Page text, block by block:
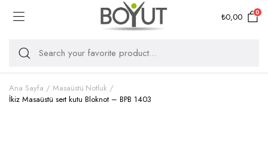
₺0,00 0
Ana Sayfa
Masaüstü Notluk
İkiz Masaüstü sert kutu Bloknot – BPB 1403